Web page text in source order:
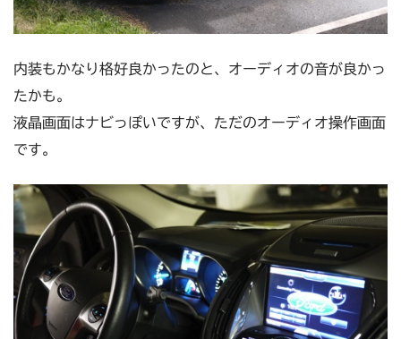
内装もかなり格好良かったのと、オーディオの音が良かっ
たかも。
液晶画面はナビっぽいですが、ただのオーディオ操作画面
です。